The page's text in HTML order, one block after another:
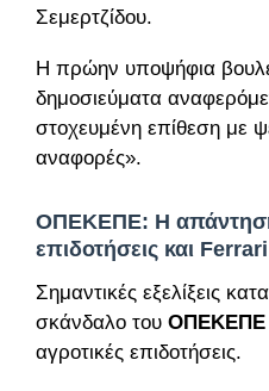
Σεμερτζίδου.
Η πρώην υποψήφια
δημοσιεύματα
στοχευμένη επίθεση με
αναφορές».
ΟΠΕΚΕΠΕ: Η απάντηση
επιδοτήσεις και Ferrari
Σημαντικές εξελίξεις
σκάνδαλο του ΟΠΕΚΕΠΕ
αγροτικές επιδοτήσεις.